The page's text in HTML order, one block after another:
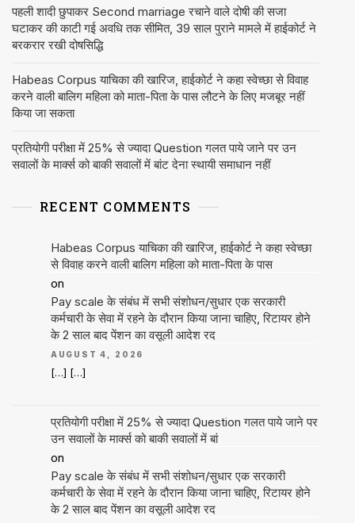
पहली शादी छुपाकर Second marriage रचाने वाले दोषी की सजा
घटाकर की काटी गई अवधि तक सीमित, 39 साल पुराने मामले में हाईकोर्ट ने
बरकरार रखी दोषसिद्धि
Habeas Corpus याचिका की खारिज, हाईकोर्ट ने कहा स्वेच्छा से विवाह
करने वाली बालिग महिला को माता-पिता के पास लौटने के लिए मजबूर नहीं
किया जा सकता
प्रतियोगी परीक्षा में 25% से ज्यादा Question गलत पाये जाने पर उन
सवालों के मार्क्स को बाकी सवालों में बांट देना स्थायी समाधान नहीं
RECENT COMMENTS
Habeas Corpus याचिका की खारिज, हाईकोर्ट ने कहा स्वेच्छा
से विवाह करने वाली बालिग महिला को माता-पिता के पास
on
Pay scale के संबंध में सभी संशोधन/सुधार एक सरकारी
कर्मचारी के सेवा में रहने के दौरान किया जाना चाहिए, रिटायर होने
के 2 साल बाद पेंशन का वसूली आदेश रद
AUGUST 4, 2026
[…] […]
प्रतियोगी परीक्षा में 25% से ज्यादा Question गलत पाये जाने पर
उन सवालों के मार्क्स को बाकी सवालों में बां
on
Pay scale के संबंध में सभी संशोधन/सुधार एक सरकारी
कर्मचारी के सेवा में रहने के दौरान किया जाना चाहिए, रिटायर होने
के 2 साल बाद पेंशन का वसूली आदेश रद